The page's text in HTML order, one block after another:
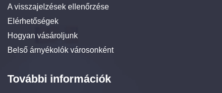
A visszajelzések ellenőrzése
Elérhetőségek
Hogyan vásároljunk
Belső árnyékolók városonként
További információk